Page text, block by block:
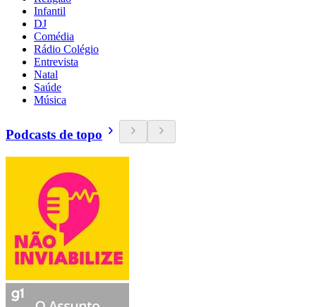
Infantil
DJ
Comédia
Rádio Colégio
Entrevista
Natal
Saúde
Música
Podcasts de topo